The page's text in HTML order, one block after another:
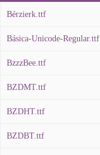
Bérzierk.ttf
Básica-Unicode-Regular.ttf
BzzzBee.ttf
BZDMT.ttf
BZDHT.ttf
BZDBT.ttf